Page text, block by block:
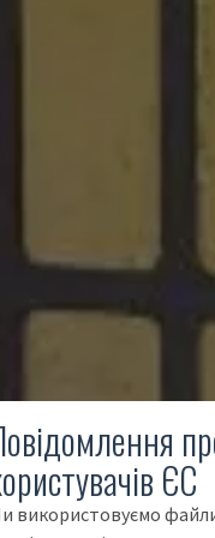
ЄС
використовуємо